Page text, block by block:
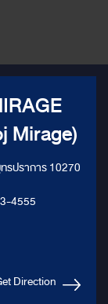
มาเพื่อสร้างเวที
ด้วยเทคโนโลยี
เสา A-Pillar) และ
กว้าง และแม่นยำ
Range), และทวี
Mirage)
รปราการ 10270
4555
Direction